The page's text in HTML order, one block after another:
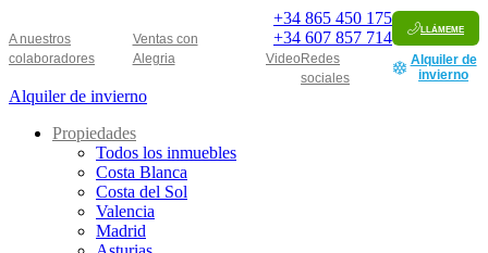
A nuestros
colaboradores
Ventas con
Alegria
+34 865 450 175
+34 607 857 714
llámeme
Video Redes
sociales
Alquiler de
invierno
Alquiler de invierno
Propiedades
Todos los inmuebles
Costa Blanca
Costa del Sol
Valencia
Madrid